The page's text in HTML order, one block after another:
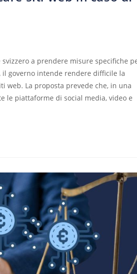
a prendere misure specifiche
governo intende rendere difficile la
La proposta prevede che, in una
le piattaforme di social media, video e